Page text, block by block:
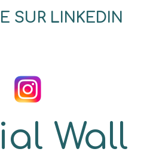
SUR LINKEDIN
Wall